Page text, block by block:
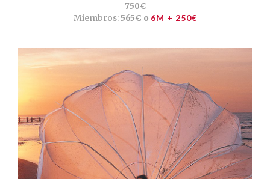
750€
Miembros:565€ o 6M + 250€